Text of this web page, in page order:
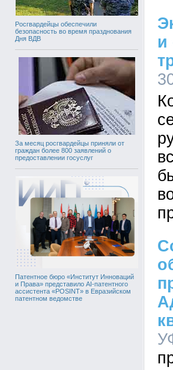
Росгвардейцы обеспечили
безопасность во время празднования
Дня ВДВ
За месяц росгвардейцы приняли от
граждан более 800 заявлений о
предоставлении госуслуг
Патентное бюро «Институт Инноваций
и Права» представило AI-патентного
ассистента «POSINT» в Евразийском
патентном ведомстве
и